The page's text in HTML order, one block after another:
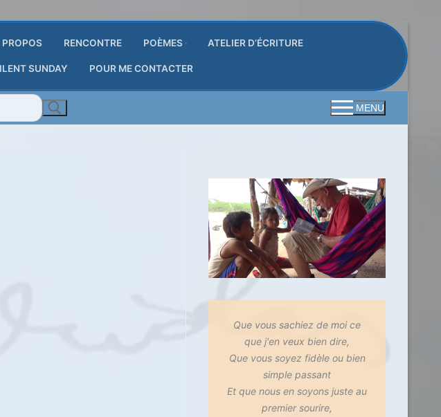
PROPOS RENCONTRE POÈMES ATELIER D’ÉCRITURE
SUNDAY POUR ME CONTACTER
MENU
Que vous sachiez de moi ce
que j'en veux bien dire,
Que vous soyez fidèle ou bien
simple passant
Et que nous en soyons juste au
premier sourire,